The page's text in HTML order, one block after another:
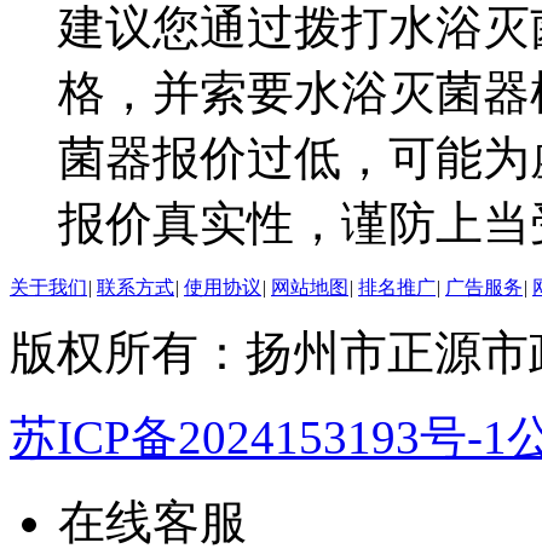
建议您通过拨打水浴
格，并索要水浴灭菌
菌器报价过低，可能
报价真实性，谨防上
关于我们| 联系方式| 使用协议| 网站地图 | 排名推广| 广告服务|
版权所有：扬州市正源
苏ICP备2024153193号-1
在线客服